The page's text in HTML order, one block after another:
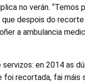
no verán. “Temos
despois do
a ambulancia
en 2014 as
recortada, fai máis